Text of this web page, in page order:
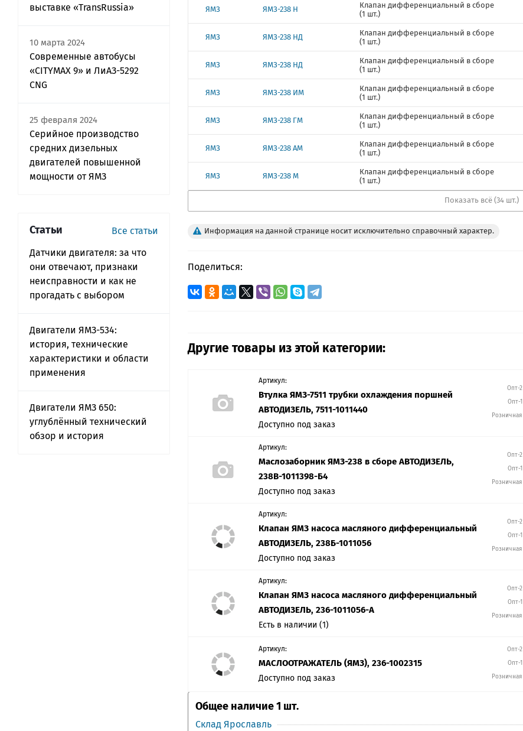
ЯМЗ ЯМЗ-238 Н
Клапан дифференциальный в сборе
(1 шт.)
ЯМЗ ЯМЗ-238 НД
Клапан дифференциальный в сборе
(1 шт.)
ЯМЗ ЯМЗ-238 НД
Клапан дифференциальный в сборе
(1 шт.)
ЯМЗ ЯМЗ-238 ИМ
Клапан дифференциальный в сборе
(1 шт.)
ЯМЗ ЯМЗ-238 ГМ
Клапан дифференциальный в сборе
(1 шт.)
ЯМЗ ЯМЗ-238 АМ
Клапан дифференциальный в сборе
(1 шт.)
ЯМЗ ЯМЗ-238 М
Клапан дифференциальный в сборе
(1 шт.)
Показать всё (34 шт.)
Информация на данной странице носит исключительно справочный характер.
Поделиться:
Другие товары из этой категории:
Артикул:
Втулка ЯМЗ-7511 трубки охлаждения поршней
АВТОДИЗЕЛЬ, 7511-1011440
Доступно под заказ
Опт-2
Опт-1
Розничная
Артикул:
Маслозаборник ЯМЗ-238 в сборе АВТОДИЗЕЛЬ,
238В-1011398-Б4
Доступно под заказ
Опт-2
Опт-1
Розничная
Артикул:
Клапан ЯМЗ насоса масляного дифференциальный
АВТОДИЗЕЛЬ, 238Б-1011056
Доступно под заказ
Опт-2
Опт-1
Розничная
Артикул:
Клапан ЯМЗ насоса масляного дифференциальный
АВТОДИЗЕЛЬ, 236-1011056-А
Есть в наличии (1)
Опт-2
Опт-1
Розничная
Артикул:
МАСЛООТРАЖАТЕЛЬ (ЯМЗ), 236-1002315
Доступно под заказ
Опт-2
Опт-1
Розничная
Общее наличие 1 шт.
Склад Ярославль
выставке «TransRussia»
10 марта 2024
Современные автобусы
«CITYMAX 9» и ЛиАЗ-5292
CNG
25 февраля 2024
Серийное производство
средних дизельных
двигателей повышенной
мощности от ЯМЗ
Статьи
Все статьи
Датчики двигателя: за что
они отвечают, признаки
неисправности и как не
прогадать с выбором
Двигатели ЯМЗ-534:
история, технические
характеристики и области
применения
Двигатели ЯМЗ 650:
углублённый технический
обзор и история